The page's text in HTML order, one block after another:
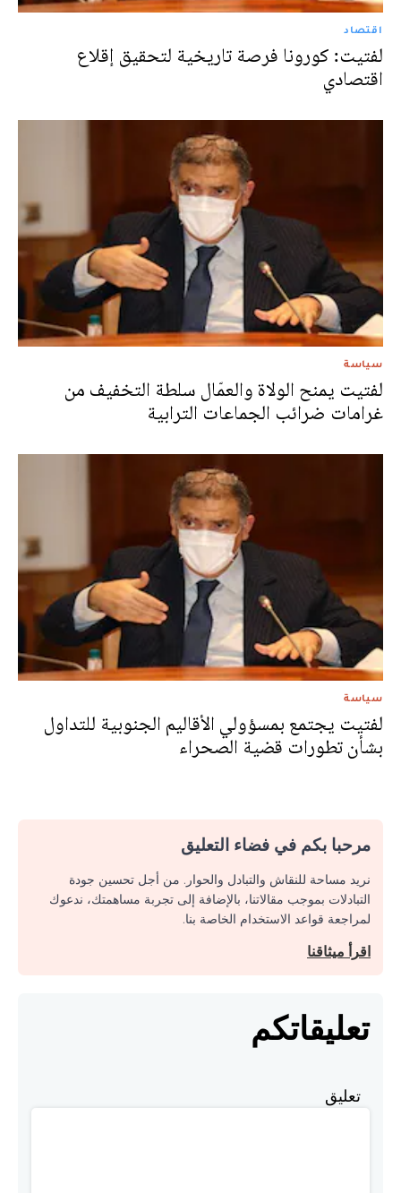
اقتصاد
لفتيت: كورونا فرصة تاريخية لتحقيق إقلاع
اقتصادي
سياسة
لفتيت يمنح الولاة والعمّال سلطة التخفيف من
غرامات ضرائب الجماعات الترابية
سياسة
لفتيت يجتمع بمسؤولي الأقاليم الجنوبية للتداول
بشأن تطورات قضية الصحراء
مرحبا بكم في فضاء التعليق
نريد مساحة للنقاش والتبادل والحوار. من أجل تحسين جودة
التبادلات بموجب مقالاتنا، بالإضافة إلى تجربة مساهمتك، ندعوك
لمراجعة قواعد الاستخدام الخاصة بنا.
اقرأ ميثاقنا
تعليقاتكم
تعليق